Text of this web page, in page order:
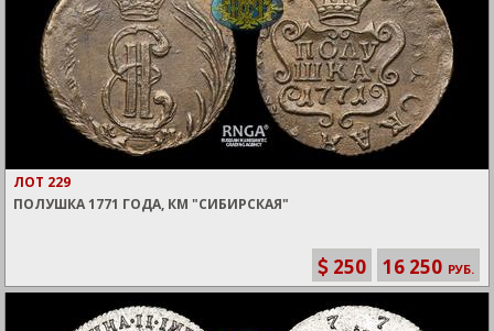
ЛОТ 229
ПОЛУШКА 1771 ГОДА, КМ "СИБИРСКАЯ"
250 16 250 РУБ.